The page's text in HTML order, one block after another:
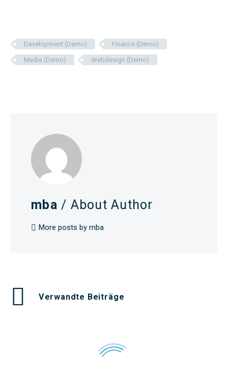
Development (Demo) Finance (Demo)
Media (Demo) Webdesign (Demo)
mba / About Author
More posts by mba
Verwandte Beiträge